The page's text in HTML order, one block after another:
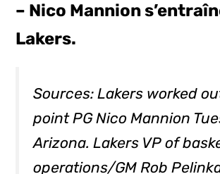
– Nico Mannion
Lakers.
Sources: Lakers worked
point PG Nico Mannion
Arizona. Lakers VP of
operations/GM Rob